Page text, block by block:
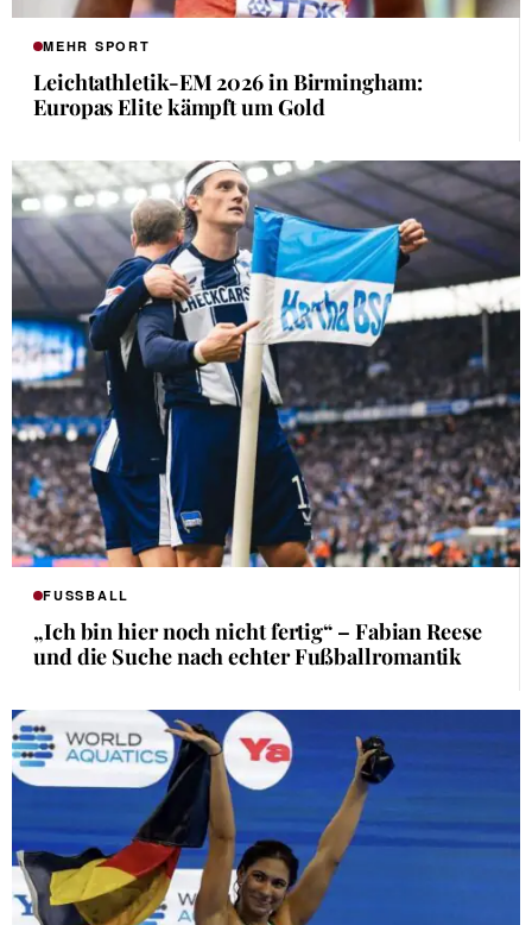
MEHR SPORT
Leichtathletik-EM 2026 in Birmingham:
Europas Elite kämpft um Gold
FUSSBALL
„Ich bin hier noch nicht fertig“ – Fabian Reese
und die Suche nach echter Fußballromantik